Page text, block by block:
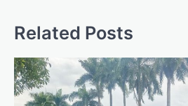
Related Posts